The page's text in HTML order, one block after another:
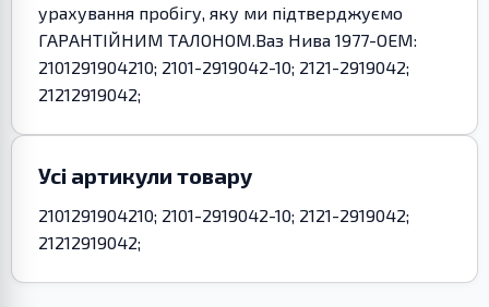
урахування пробігу, яку ми підтверджуємо
ГАРАНТІЙНИМ ТАЛОНОМ.Ваз Нива 1977-OEM:
2101291904210; 2101-2919042-10; 2121-2919042;
21212919042;
Усі артикули товару
2101291904210; 2101-2919042-10; 2121-2919042;
21212919042;